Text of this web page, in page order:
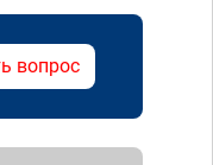
вопрос